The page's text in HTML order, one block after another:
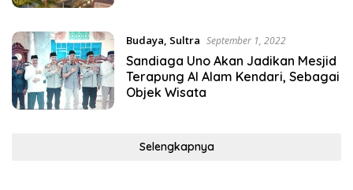
Budaya, Sultra September 1, 2022
Sandiaga Uno Akan Jadikan Mesjid
Terapung Al Alam Kendari, Sebagai
Objek Wisata
Selengkapnya